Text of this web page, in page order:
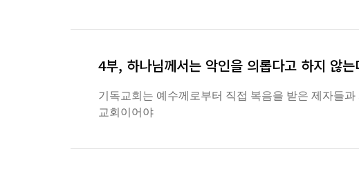
4부, 하나님께서는 악인을 의롭다고 하지 않는
기독교회는 예수께로부터 직접 복음을 받은 제자들
교회이어야